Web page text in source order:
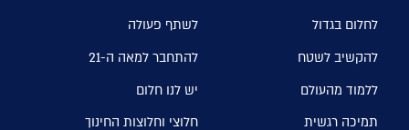
לחלום בגדול
לשתף פעולה
להקשיב לשטח
להתחבר למאה ה-21
ללמוד מהעולם
יש לנו חלום
תמיכה רגשית
חלוצי וחלוצות החינוך